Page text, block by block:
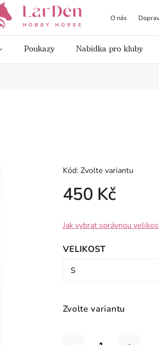
O nás
Poukazy Nabídka pro kluby
Kód: Zvolte variantu
450 Kč
Zvolte variantu
Jak vybrat správnou
VELIKOST